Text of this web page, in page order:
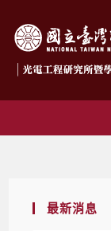
最新消息